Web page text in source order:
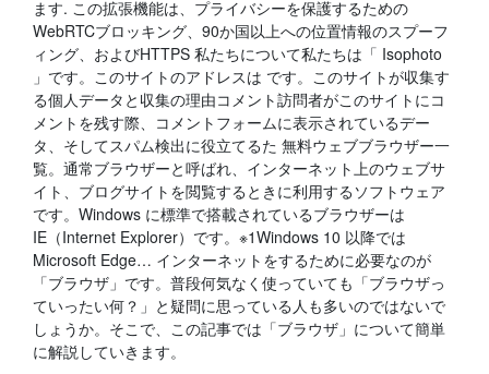
ます. この拡張機能は、プライバシーを保護するための
WebRTCブロッキング、90か国以上への位置情報のスプーフ
ィング、およびHTTPS 私たちについて私たちは「 Isophoto
」です。このサイトのアドレスは です。このサイトが収集す
る個人データと収集の理由コメント訪問者がこのサイトにコ
メントを残す際、コメントフォームに表示されているデー
タ、そしてスパム検出に役立てるた 無料ウェブブラウザー一
覧。通常ブラウザーと呼ばれ、インターネット上のウェブサ
イト、ブログサイトを閲覧するときに利用するソフトウェア
です。Windows に標準で搭載されているブラウザーは
IE（Internet Explorer）です。※1Windows 10 以降では
Microsoft Edge… インターネットをするために必要なのが
「ブラウザ」です。普段何気なく使っていても「ブラウザっ
ていったい何？」と疑問に思っている人も多いのではないで
しょうか。そこで、この記事では「ブラウザ」について簡単
に解説していきます。